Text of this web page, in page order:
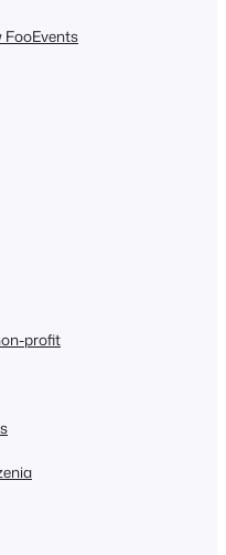
profit